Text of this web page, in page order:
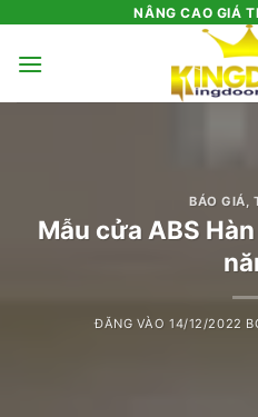
nội
NÂNG CAO GIÁ
BÁO GIÁ ,
Mẫu cửa ABS
ĐĂNG VÀO14/12/2022